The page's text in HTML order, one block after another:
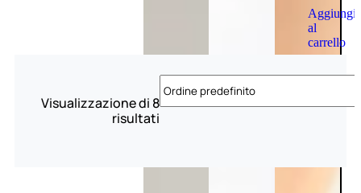
Aggiungi
al
carrello
Visualizzazione di 8
risultati